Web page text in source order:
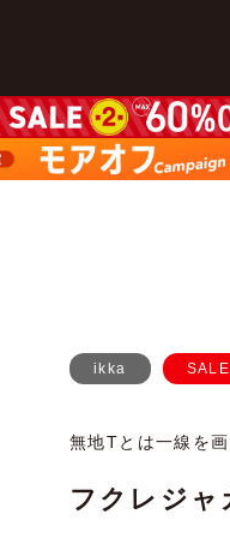
ikka SALE
無地Tとは一線を
フクレジャ